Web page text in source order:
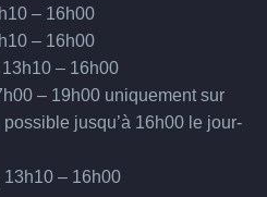
– 16h00
– 16h00
– 16h00
– 19h00 uniquement sur
jusqu’à 16h00 le jour-
13h10 – 16h00